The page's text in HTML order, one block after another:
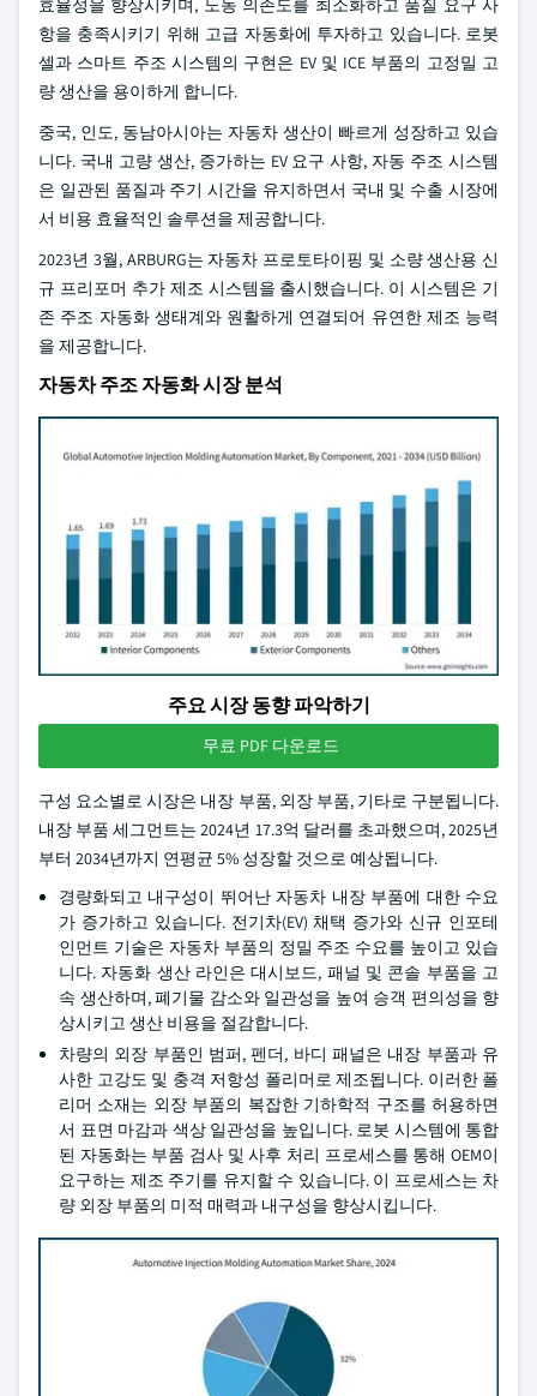
효율성을 향상시키며, 노동 의존도를 최소화하고 품질 요구 사
항을 충족시키기 위해 고급 자동화에 투자하고 있습니다. 로봇
셀과 스마트 주조 시스템의 구현은 EV 및 ICE 부품의 고정밀 고
량 생산을 용이하게 합니다.
중국, 인도, 동남아시아는 자동차 생산이 빠르게 성장하고 있습
니다. 국내 고량 생산, 증가하는 EV 요구 사항, 자동 주조 시스템
은 일관된 품질과 주기 시간을 유지하면서 국내 및 수출 시장에
서 비용 효율적인 솔루션을 제공합니다.
2023년 3월, ARBURG는 자동차 프로토타이핑 및 소량 생산용 신
규 프리포머 추가 제조 시스템을 출시했습니다. 이 시스템은 기
존 주조 자동화 생태계와 원활하게 연결되어 유연한 제조 능력
을 제공합니다.
자동차 주조 자동화 시장 분석
주요 시장 동향 파악하기
무료 PDF 다운로드
구성 요소별로 시장은 내장 부품, 외장 부품, 기타로 구분됩니다.
내장 부품 세그먼트는 2024년 17.3억 달러를 초과했으며, 2025년
부터 2034년까지 연평균 5% 성장할 것으로 예상됩니다.
경량화되고 내구성이 뛰어난 자동차 내장 부품에 대한 수요
가 증가하고 있습니다. 전기차(EV) 채택 증가와 신규 인포테
인먼트 기술은 자동차 부품의 정밀 주조 수요를 높이고 있습
니다. 자동화 생산 라인은 대시보드, 패널 및 콘솔 부품을 고
속 생산하며, 폐기물 감소와 일관성을 높여 승객 편의성을 향
상시키고 생산 비용을 절감합니다.
차량의 외장 부품인 범퍼, 펜더, 바디 패널은 내장 부품과 유
사한 고강도 및 충격 저항성 폴리머로 제조됩니다. 이러한 폴
리머 소재는 외장 부품의 복잡한 기하학적 구조를 허용하면
서 표면 마감과 색상 일관성을 높입니다. 로봇 시스템에 통합
된 자동화는 부품 검사 및 사후 처리 프로세스를 통해 OEM이
요구하는 제조 주기를 유지할 수 있습니다. 이 프로세스는 차
량 외장 부품의 미적 매력과 내구성을 향상시킵니다.